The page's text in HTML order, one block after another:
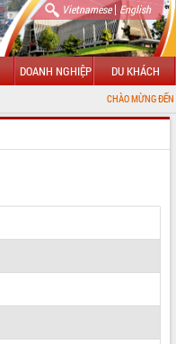
Vietnamese| English
DOANH NGHIỆP DU KHÁCH
CHÀO MỪNG ĐẾN VỚI CỔNG